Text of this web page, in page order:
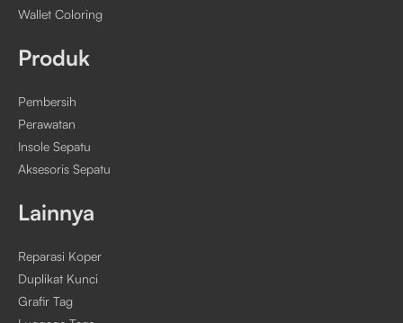
Wallet Coloring
Produk
Pembersih
Perawatan
Insole Sepatu
Aksesoris Sepatu
Lainnya
Reparasi Koper
Duplikat Kunci
Grafir Tag